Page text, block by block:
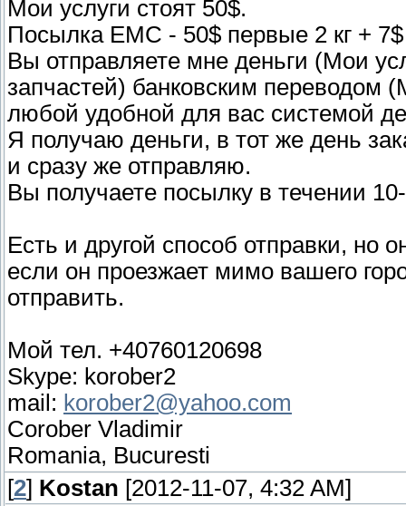
Мои услуги стоят 50$.
Посылка ЕМС - 50$ первые 2 кг +
Вы отправляете мне деньги (Мои
запчастей) банковским переводом
любой удобной для вас системой
Я получаю деньги, в тот же день
и сразу же отправляю.
Вы получаете посылку в течении
Есть и другой способ отправки, но
если он проезжает мимо вашего
отправить.
Мой тел. +40760120698
Skype: korober2
mail: korober2@yahoo.com
Corober Vladimir
Romania, Bucuresti
[2] Kostan [2012-11-07, 4:32 AM]